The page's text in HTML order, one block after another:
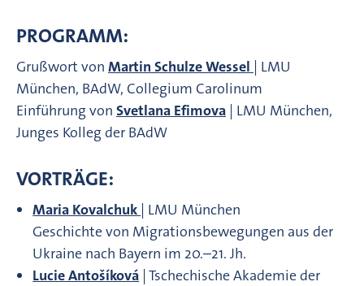
PROGRAMM:
Grußwort von Martin Schulze Wessel | LMU
München, BAdW, Collegium Carolinum
Einführung von Svetlana Efimova | LMU München,
Junges Kolleg der BAdW
VORTRÄGE:
Maria Kovalchuk | LMU München
Geschichte von Migrationsbewegungen aus der
Ukraine nach Bayern im 20.–21. Jh.
Lucie Antošíková | Tschechische Akademie der